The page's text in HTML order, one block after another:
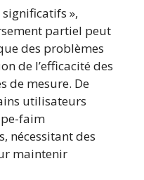
»,
partiel peut
des problèmes
de l’efficacité des
de mesure. De
utilisateurs
faim
nécessitant des
maintenir